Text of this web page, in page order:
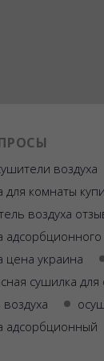
воздуха
для комнаты
воздуха
адсорбционного
цена украина
сушилка
адсорбционный